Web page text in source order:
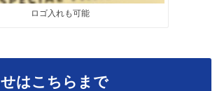
ロゴ入れも可能
はこちらまで